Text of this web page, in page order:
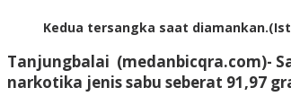
Kedua tersangka saat
Tanjungbalai (medanbicqra.com)-
narkotika jenis sabu seberat 91,97